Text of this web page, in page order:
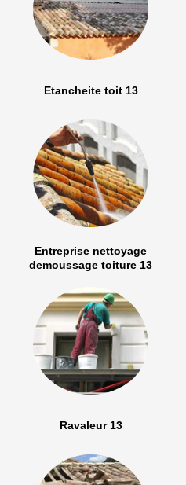
Etancheite toit 13
Entreprise nettoyage
demoussage toiture 13
Ravaleur 13